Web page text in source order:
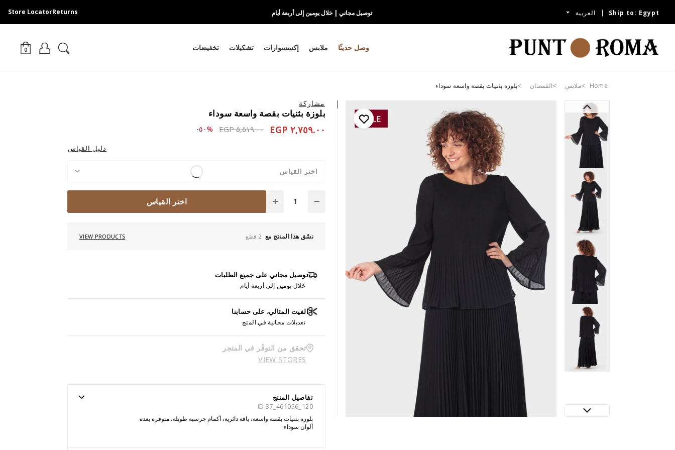
Ship to: Egypt العربية توصيل مجاني | خلال يومين إلى أربعة أيام Returns
Store Locator
وصل حديثًا ملابس إكسسوارات تشكيلات تخفيضات 0
Home ملابس القمصان بلوزة بثنيات بقصة واسعة سوداء
مشاركة
بلوزة بثنيات بقصة واسعة سوداء
٢,٧٥٩.٠٠ EGP Price reduced from
٥,٥١٩.٠٠ EGP to ٢,٧٥٩.٠٠ EGP%٥٠-
دليل القياس
اختر القياس
اختر القياس
نسّق هذا المنتج مع 2 قطع VIEW PRODUCTS
توصيل مجاني على جميع الطلبات
خلال يومين إلى أربعة أيام
الفيت المثالي، على حسابنا
تعديلات مجانية في المتج
تحقق من التوفّر في المتجر
VIEW STORES
تفاصيل المنتج
ID 37_461056_120
بلوزة بثنيات بقصة واسعة، ياقة دائرية، أكمام جرسية طويلة، متوفرة بعدة
ألوان سوداء